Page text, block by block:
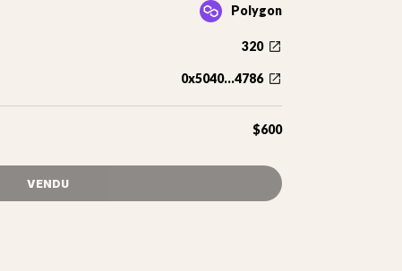
Polygon
320
0x5040...4786
$600
VENDU